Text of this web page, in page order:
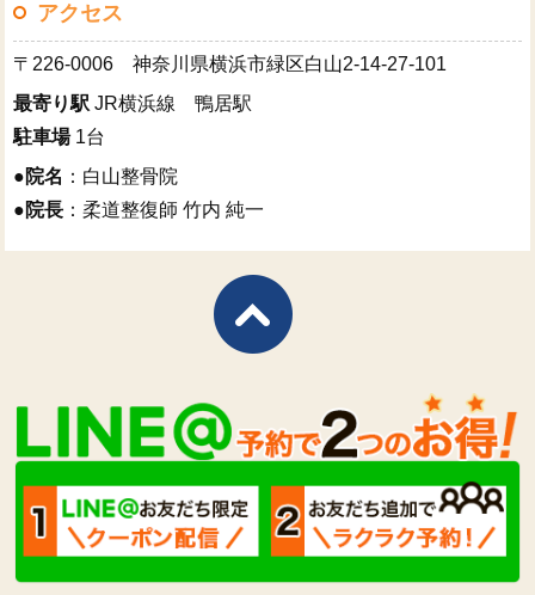
アクセス
〒226-0006 神奈川県横浜市緑区白山2-14-27-101
最寄り駅 JR横浜線 鴨居駅
駐車場1台
●院名 ：白山整骨院
●院長 ：柔道整復師 竹内 純一